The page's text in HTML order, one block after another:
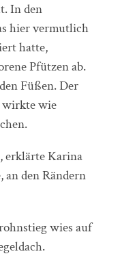
In den
hier vermutlich
hatte,
Pfützen ab.
Füßen. Der
wirkte wie
erklärte Karina
an den Rändern
wies auf